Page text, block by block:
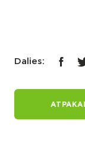
Dalies: